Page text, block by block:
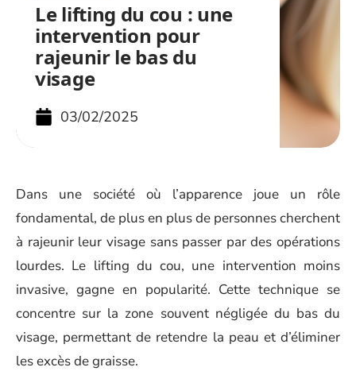
Le lifting du cou : une
intervention pour
rajeunir le bas du
visage
03/02/2025
Dans une société où l’apparence joue un rôle
fondamental, de plus en plus de personnes cherchent
à rajeunir leur visage sans passer par des opérations
lourdes. Le lifting du cou, une intervention moins
invasive, gagne en popularité. Cette technique se
concentre sur la zone souvent négligée du bas du
visage, permettant de retendre la peau et d’éliminer
les excès de graisse.